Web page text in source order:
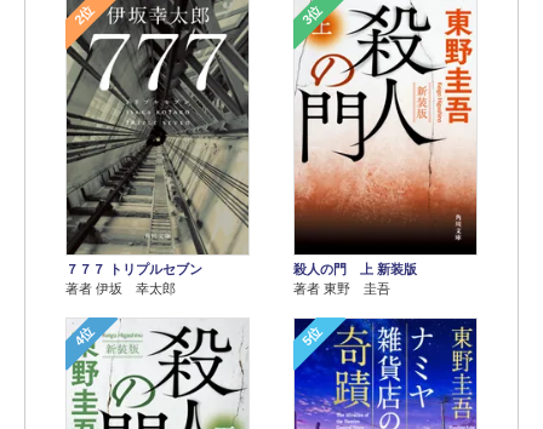
2位
７７７ トリプルセブン
著者 伊坂 幸太郎
3位
殺人の門 上 新装版
著者 東野 圭吾
4位 5位